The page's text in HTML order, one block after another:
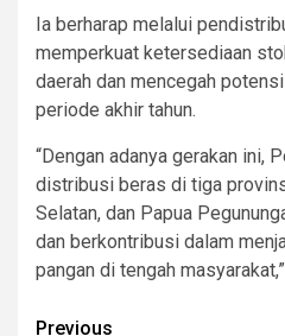
Ia berharap melalui
memperkuat ketersediaan
daerah dan mencegah
periode akhir tahun.
“Dengan adanya gerakan ini,
distribusi beras di tiga
Selatan, dan Papua
dan berkontribusi dalam
pangan di tengah
Previous